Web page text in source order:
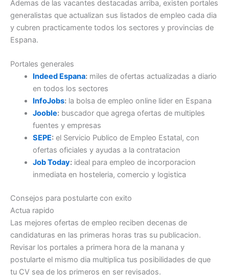
Ademas de las vacantes destacadas arriba, existen portales
generalistas que actualizan sus listados de empleo cada dia
y cubren practicamente todos los sectores y provincias de
Espana.
Portales generales
Indeed Espana:miles de ofertas actualizadas a diario
en todos los sectores
InfoJobs:la bolsa de empleo online lider en Espana
Jooble:buscador que agrega ofertas de multiples
fuentes y empresas
SEPE:el Servicio Publico de Empleo Estatal, con
ofertas oficiales y ayudas a la contratacion
Job Today:ideal para empleo de incorporacion
inmediata en hosteleria, comercio y logistica
Consejos para postularte con exito
Actua rapido
Las mejores ofertas de empleo reciben decenas de
candidaturas en las primeras horas tras su publicacion.
Revisar los portales a primera hora de la manana y
postularte el mismo dia multiplica tus posibilidades de que
tu CV sea de los primeros en ser revisados.